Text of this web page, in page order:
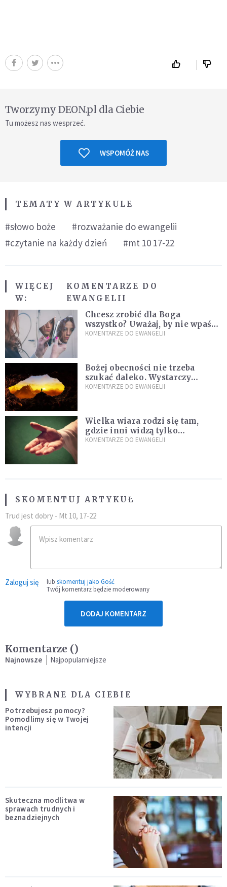
Tworzymy DEON.pl dla Ciebie
Tu możesz nas wesprzeć.
WSPOMÓŻ NAS
TEMATY W ARTYKULE
#słowo boże
#rozważanie do ewangelii
#czytanie na każdy dzień
#mt 10 17-22
WIĘCEJ
W:
KOMENTARZE DO
EWANGELII
Chcesz zrobić dla Boga
wszystko? Uważaj, by nie wpaść
w groźną pułapkę
KOMENTARZE DO EWANGELII
Bożej obecności nie trzeba
szukać daleko. Wystarczy
nauczyć się słuchać
KOMENTARZE DO EWANGELII
Wielka wiara rodzi się tam,
gdzie inni widzą tylko
przeszkody
KOMENTARZE DO EWANGELII
SKOMENTUJ ARTYKUŁ
Trud jest dobry - Mt 10, 17-22
Zaloguj się lub skomentuj jako Gość
Twój komentarz będzie moderowany
DODAJ KOMENTARZ
Komentarze ()
Najnowsze Najpopularniejsze
WYBRANE DLA CIEBIE
Potrzebujesz pomocy?
Pomodlimy się w Twojej
intencji
Skuteczna modlitwa w
sprawach trudnych i
beznadziejnych